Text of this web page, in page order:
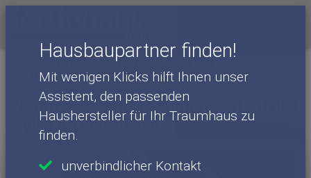
Hausbaupartner finden!
Mit wenigen Klicks hilft Ihnen unser
Assistent, den passenden
Haushersteller für Ihr Traumhaus zu
finden.
unverbindlicher Kontakt
Haushersteller
allkauf haus - Häuser
Newline 5
Einfamilienhaus: Fertighaus-Stadtvilla
/ Villa im klassischen Stil - Newline 5